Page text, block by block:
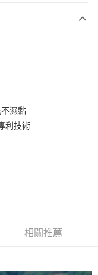
濕黏
利技術
相關推薦